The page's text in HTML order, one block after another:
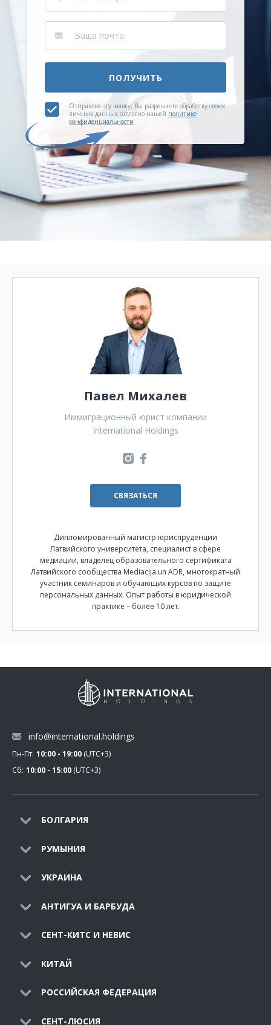
ПОЛУЧИТЬ
Отправляя эту заявку, Вы разрешаете обработку своих
личных данных согласно нашей политике
конфиденциальности
Павел Михалев
Иммиграционный юрист компании
International Holdings
СВЯЗАТЬСЯ
Дипломированный магистр юриспруденции
Латвийского университета, специалист в сфере
медиации, владелец образовательного сертификата
Латвийского сообщества Mediacija un ADR, многократный
участник семинаров и обучающих курсов по защите
персональных данных. Опыт работы в юридической
практике – более 10 лет.
БОЛГАРИЯ
РУМЫНИЯ
УКРАИНА
АНТИГУА И БАРБУДА
СЕНТ-КИТС И НЕВИС
КИТАЙ
РОССИЙСКАЯ ФЕДЕРАЦИЯ
СЕНТ-ЛЮСИЯ
info@international.holdings
Пн-Пт: 10:00 - 19:00 (UTC+3)
Сб: 10:00 - 15:00 (UTC+3)